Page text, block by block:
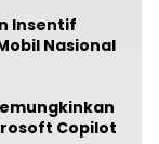
Insentif
Nasional
Copilot